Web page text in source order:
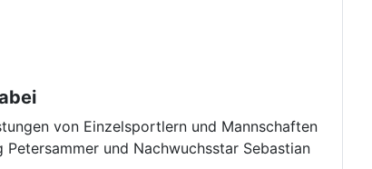
von Einzelsportlern und Mannschaften
und Nachwuchsstar Sebastian